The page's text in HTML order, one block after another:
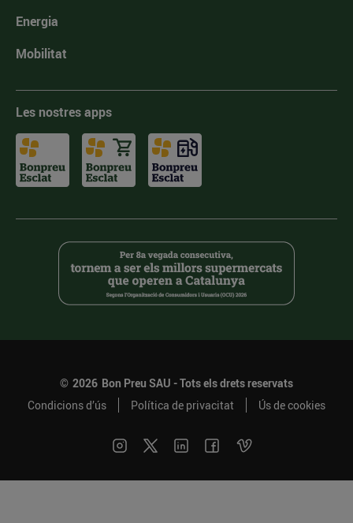
Energia
Mobilitat
Les nostres apps
© 2026 Bon Preu SAU - Tots els drets reservats
Condicions d’ús
Política de privacitat Ús de cookies